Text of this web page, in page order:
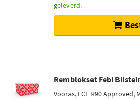
geleverd.
Remblokset Febi
Vooras, ECE R90 Approved,